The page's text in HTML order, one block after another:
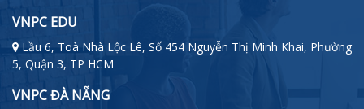
VNPC EDU
Lầu 6, Toà Nhà Lộc Lê, Số 454 Nguyễn Thị Minh Khai, Phường
5, Quận 3, TP HCM
VNPC ĐÀ NẴNG